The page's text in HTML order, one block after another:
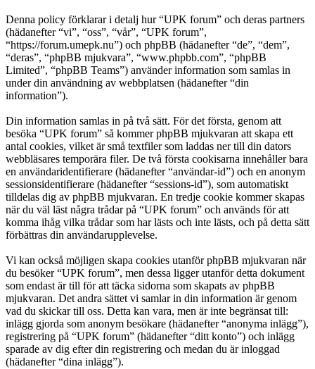
Denna policy förklarar i detalj hur “UPK forum” och deras partners
(hädanefter “vi”, “oss”, “vår”, “UPK forum”,
“https://forum.umepk.nu”) och phpBB (hädanefter “de”, “dem”,
“deras”, “phpBB mjukvara”, “www.phpbb.com”, “phpBB
Limited”, “phpBB Teams”) använder information som samlas in
under din användning av webbplatsen (hädanefter “din
information”).
Din information samlas in på två sätt. För det första, genom att
besöka “UPK forum” så kommer phpBB mjukvaran att skapa ett
antal cookies, vilket är små textfiler som laddas ner till din dators
webbläsares temporära filer. De två första cookisarna innehåller bara
en användaridentifierare (hädanefter “användar-id”) och en anonym
sessionsidentifierare (hädanefter “sessions-id”), som automatiskt
tilldelas dig av phpBB mjukvaran. En tredje cookie kommer skapas
när du väl läst några trådar på “UPK forum” och används för att
komma ihåg vilka trådar som har lästs och inte lästs, och på detta sätt
förbättras din användarupplevelse.
Vi kan också möjligen skapa cookies utanför phpBB mjukvaran när
du besöker “UPK forum”, men dessa ligger utanför detta dokument
som endast är till för att täcka sidorna som skapats av phpBB
mjukvaran. Det andra sättet vi samlar in din information är genom
vad du skickar till oss. Detta kan vara, men är inte begränsat till:
inlägg gjorda som anonym besökare (hädanefter “anonyma inlägg”),
registrering på “UPK forum” (hädanefter “ditt konto”) och inlägg
sparade av dig efter din registrering och medan du är inloggad
(hädanefter “dina inlägg”).